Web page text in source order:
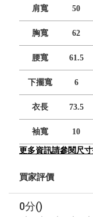
肩寬 50
胸寬 62
腰寬 61.5
下擺寬 6
衣長 73.5
袖寬 10
更多資訊請參閱尺
買家評價
0分()